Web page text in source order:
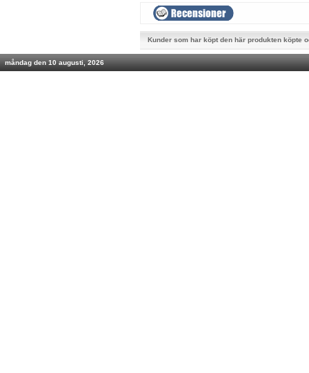
Kunder som har köpt den här produkten köpte
måndag den 10 augusti, 2026